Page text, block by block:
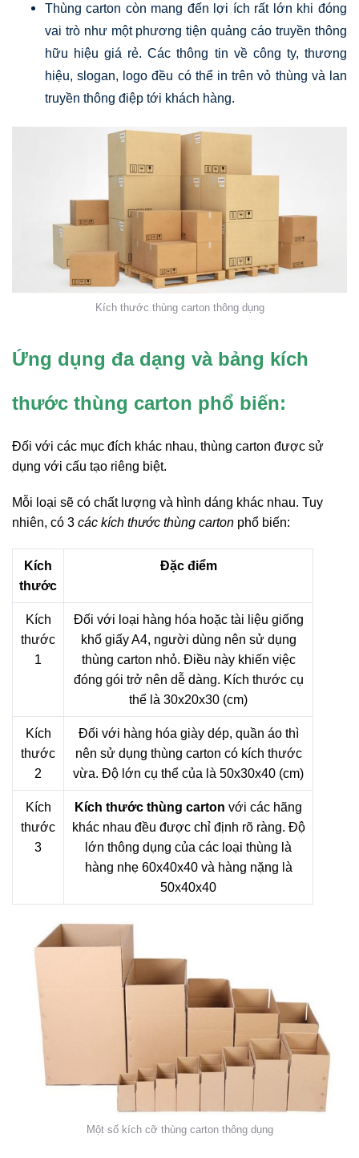
Thùng carton còn mang đến lợi ích rất lớn khi đóng
vai trò như một phương tiện quảng cáo truyền thông
hữu hiệu giá rẻ. Các thông tin về công ty, thương
hiệu, slogan, logo đều có thể in trên vỏ thùng và lan
truyền thông điệp tới khách hàng.
Kích thước thùng carton thông dụng
Ứng dụng đa dạng và bảng kích
thước thùng carton phổ biến:
Đối với các mục đích khác nhau, thùng carton được sử
dụng với cấu tạo riêng biệt.
Mỗi loại sẽ có chất lượng và hình dáng khác nhau. Tuy
nhiên, có 3 các kích thước thùng carton phổ biến:
Kích
thước
Đặc điểm
Kích
thước
1
Đối với loại hàng hóa hoặc tài liệu giống
khổ giấy A4, người dùng nên sử dụng
thùng carton nhỏ. Điều này khiến việc
đóng gói trở nên dễ dàng. Kích thước cụ
thể là 30x20x30 (cm)
Kích
thước
2
Đối với hàng hóa giày dép, quần áo thì
nên sử dụng thùng carton có kích thước
vừa. Độ lớn cụ thể của là 50x30x40 (cm)
Kích
thước
3
Kích thước thùng carton với các hãng
khác nhau đều được chỉ định rõ ràng. Độ
lớn thông dụng của các loại thùng là
hàng nhẹ 60x40x40 và hàng nặng là
50x40x40
Một số kích cỡ thùng carton thông dụng